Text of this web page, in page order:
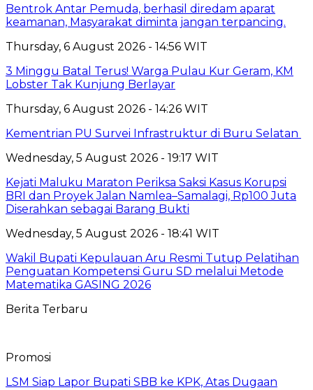
Bentrok Antar Pemuda, berhasil diredam aparat
keamanan, Masyarakat diminta jangan terpancing.
Thursday, 6 August 2026 - 14:56 WIT
3 Minggu Batal Terus! Warga Pulau Kur Geram, KM
Lobster Tak Kunjung Berlayar
Thursday, 6 August 2026 - 14:26 WIT
Kementrian PU Survei Infrastruktur di Buru Selatan
Wednesday, 5 August 2026 - 19:17 WIT
Kejati Maluku Maraton Periksa Saksi Kasus Korupsi
BRI dan Proyek Jalan Namlea–Samalagi, Rp100 Juta
Diserahkan sebagai Barang Bukti
Wednesday, 5 August 2026 - 18:41 WIT
Wakil Bupati Kepulauan Aru Resmi Tutup Pelatihan
Penguatan Kompetensi Guru SD melalui Metode
Matematika GASING 2026
Berita Terbaru
Promosi
LSM Siap Lapor Bupati SBB ke KPK, Atas Dugaan